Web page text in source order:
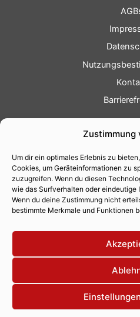
Zustimmung
Um dir ein optimales Erlebnis zu
Cookies, um Geräteinformationen zu
zuzugreifen. Wenn du diesen
wie das Surfverhalten oder eindeutige
Wenn du deine Zustimmung nicht
bestimmte Merkmale und Funktionen